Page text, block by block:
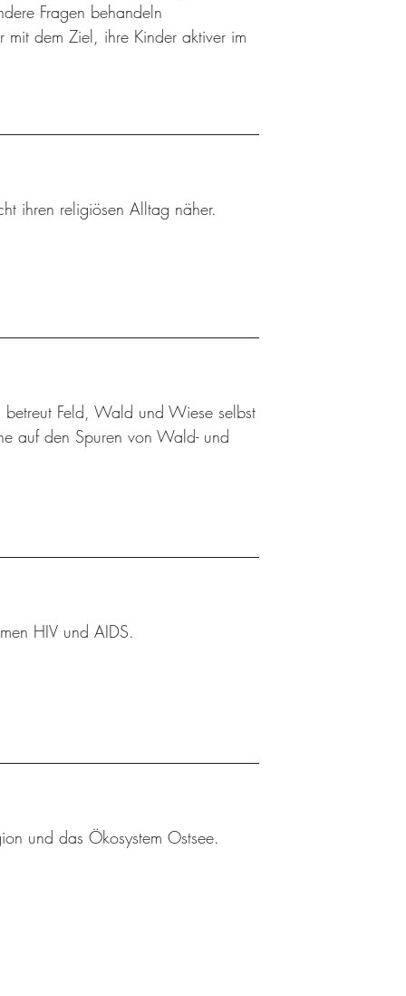
Fragen behandeln
mit dem Ziel, ihre Kinder aktiver im
ihren religiösen Alltag näher.
Feld, Wald und Wiese selbst
auf den Spuren von Wald- und
HIV und AIDS.
und das Ökosystem Ostsee.